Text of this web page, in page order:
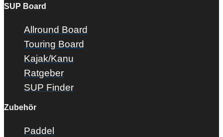
SUP Board
Allround Board
Touring Board
Kajak/Kanu
Ratgeber
SUP Finder
Zubehör
Paddel